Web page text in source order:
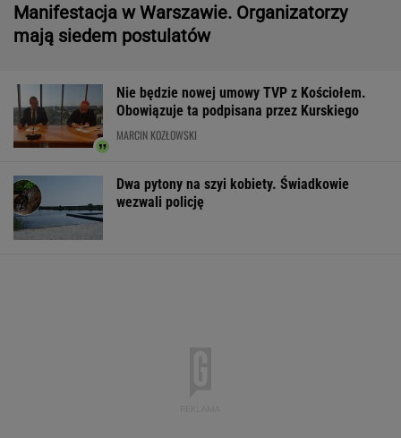
Manifestacja w Warszawie. Organizatorzy
mają siedem postulatów
Nie będzie nowej umowy TVP z Kościołem.
Obowiązuje ta podpisana przez Kurskiego
MARCIN KOZŁOWSKI
Dwa pytony na szyi kobiety. Świadkowie
wezwali policję